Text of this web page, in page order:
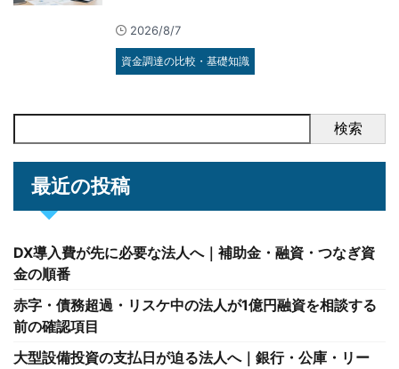
2026/8/7
資金調達の比較・基礎知識
検索
最近の投稿
DX導入費が先に必要な法人へ｜補助金・融資・つなぎ資
金の順番
赤字・債務超過・リスケ中の法人が1億円融資を相談する
前の確認項目
大型設備投資の支払日が迫る法人へ｜銀行・公庫・リー